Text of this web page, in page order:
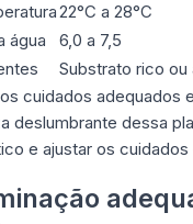
22°C a 28°C
água
6,0 a 7,5
Substrato rico ou
cuidados adequados
deslumbrante dessa
e ajustar os